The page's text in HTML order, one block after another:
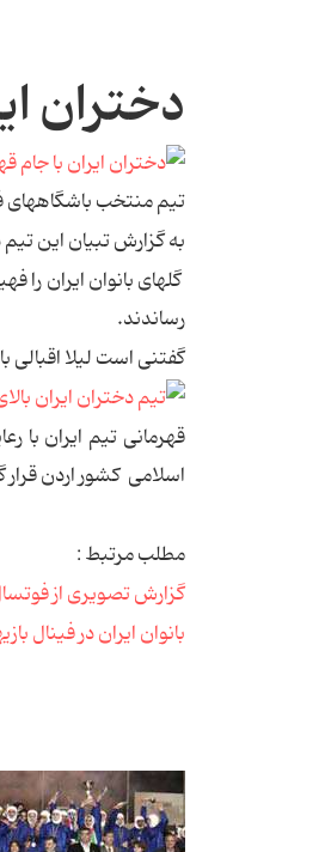
دختران
تیم منتخب باشگاههای
به گزارش تبیان این تیم در فینال رقابتها
رساندند.
گفتنی است لیلا اقبالی با (20 گل زده) خانم گل این
قهرمانی تیم ایران با
اسلامی کشور اردن
مطلب مرتبط :
گزارش تصویری از
بانوان ایران در فینال